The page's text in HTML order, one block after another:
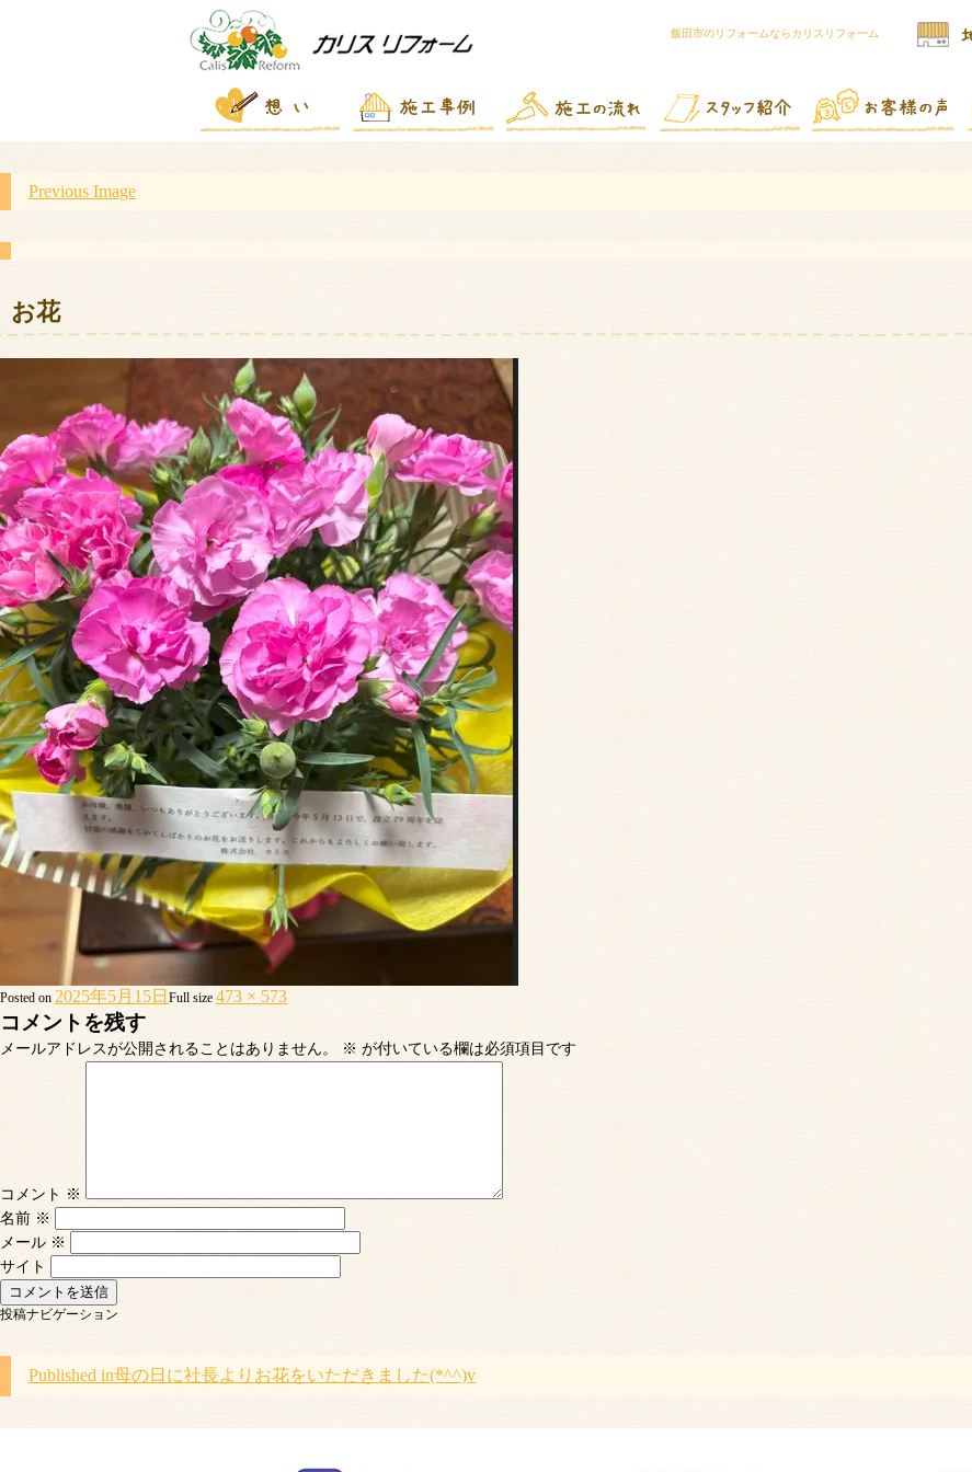
飯田市のリフォームならカリスリフォーム
Previous Image
お花
Posted on 2025年5月15日 Full size 473 × 573
コメントを残す
メールアドレスが公開されることはありません。 ※ が付いている欄は必須項目です
コメント ※
名前 ※
メール ※
サイト
投稿ナビゲーション
Published in母の日に社長よりお花をいただきました(*^^)v